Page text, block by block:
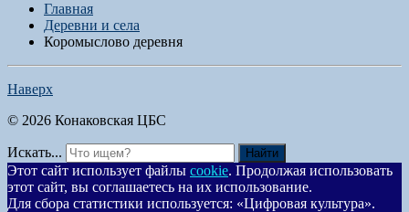
Главная
Деревни и села
Коромыслово деревня
Наверх
© 2026 Конаковская ЦБС
Искать... Найти
Этот сайт использует файлы cookie. Продолжая использовать
этот сайт, вы соглашаетесь на их использование.
Для сбора статистики используется: «Цифровая культура».